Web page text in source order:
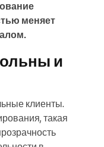
меняет
и
клиенты.
такая